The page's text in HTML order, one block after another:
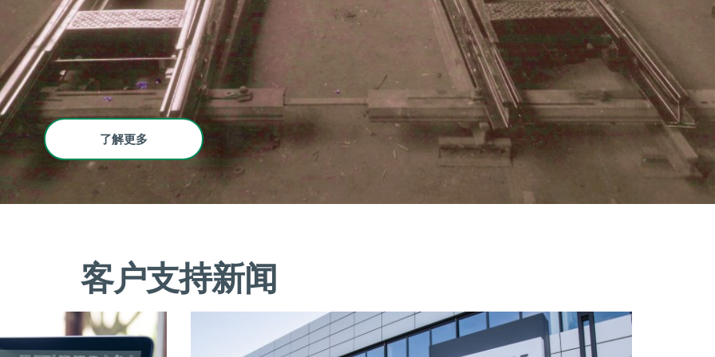
了解更多
客户支持新闻